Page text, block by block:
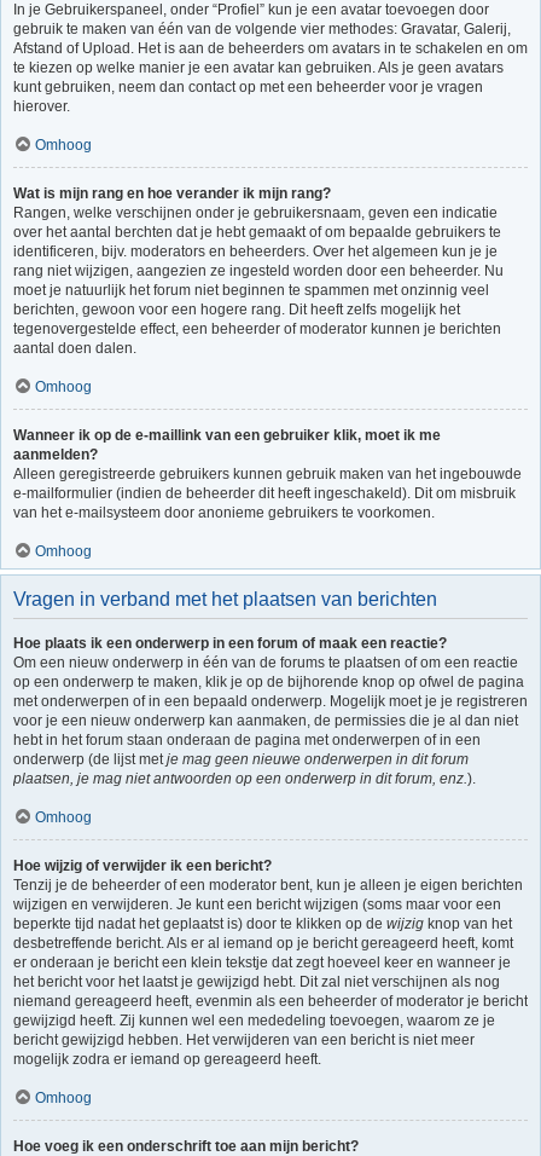
In je Gebruikerspaneel, onder “Profiel” kun je een avatar toevoegen door
gebruik te maken van één van de volgende vier methodes: Gravatar, Galerij,
Afstand of Upload. Het is aan de beheerders om avatars in te schakelen en om
te kiezen op welke manier je een avatar kan gebruiken. Als je geen avatars
kunt gebruiken, neem dan contact op met een beheerder voor je vragen
hierover.
Omhoog
Wat is mijn rang en hoe verander ik mijn rang?
Rangen, welke verschijnen onder je gebruikersnaam, geven een indicatie
over het aantal berchten dat je hebt gemaakt of om bepaalde gebruikers te
identificeren, bijv. moderators en beheerders. Over het algemeen kun je je
rang niet wijzigen, aangezien ze ingesteld worden door een beheerder. Nu
moet je natuurlijk het forum niet beginnen te spammen met onzinnig veel
berichten, gewoon voor een hogere rang. Dit heeft zelfs mogelijk het
tegenovergestelde effect, een beheerder of moderator kunnen je berichten
aantal doen dalen.
Omhoog
Wanneer ik op de e-maillink van een gebruiker klik, moet ik me
aanmelden?
Alleen geregistreerde gebruikers kunnen gebruik maken van het ingebouwde
e-mailformulier (indien de beheerder dit heeft ingeschakeld). Dit om misbruik
van het e-mailsysteem door anonieme gebruikers te voorkomen.
Omhoog
Vragen in verband met het plaatsen van berichten
Hoe plaats ik een onderwerp in een forum of maak een reactie?
Om een nieuw onderwerp in één van de forums te plaatsen of om een reactie
op een onderwerp te maken, klik je op de bijhorende knop op ofwel de pagina
met onderwerpen of in een bepaald onderwerp. Mogelijk moet je je registreren
voor je een nieuw onderwerp kan aanmaken, de permissies die je al dan niet
hebt in het forum staan onderaan de pagina met onderwerpen of in een
onderwerp (de lijst metje mag geen nieuwe onderwerpen in dit forum
plaatsen, je mag niet antwoorden op een onderwerp in dit forum, enz.).
Omhoog
Hoe wijzig of verwijder ik een bericht?
Tenzij je de beheerder of een moderator bent, kun je alleen je eigen berichten
wijzigen en verwijderen. Je kunt een bericht wijzigen (soms maar voor een
beperkte tijd nadat het geplaatst is) door te klikken op de wijzig knop van het
desbetreffende bericht. Als er al iemand op je bericht gereageerd heeft, komt
er onderaan je bericht een klein tekstje dat zegt hoeveel keer en wanneer je
het bericht voor het laatst je gewijzigd hebt. Dit zal niet verschijnen als nog
niemand gereageerd heeft, evenmin als een beheerder of moderator je bericht
gewijzigd heeft. Zij kunnen wel een mededeling toevoegen, waarom ze je
bericht gewijzigd hebben. Het verwijderen van een bericht is niet meer
mogelijk zodra er iemand op gereageerd heeft.
Omhoog
Hoe voeg ik een onderschrift toe aan mijn bericht?